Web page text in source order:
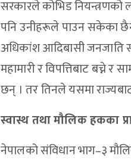
सरकारले कोभिड नियन्त्रणको
पनि उनीहरूले पाउन सकेका
अधिकांश आदिबासी जनजाति
महामारी र विपत्तिबाट बच्ने
छन् । तर तिनले यसमा
स्वास्थ तथा मौलिक हकका
नेपालको संविधान भाग–३